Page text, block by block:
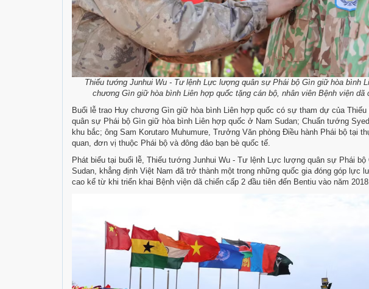
Thiếu tướng Junhui Wu - Tư lệnh Lực lượng quân sự Phái bộ Gìn giữ hòa bình
chương Gìn giữ hòa bình Liên hợp quốc tặng cán bộ, nhân viên Bệnh viện dã
Buổi lễ trao Huy chương Gìn giữ hòa bình Liên hợp quốc có sự tham dự của
quân sự Phái bộ Gìn giữ hòa bình Liên hợp quốc ở Nam Sudan; Chuẩn tướng
khu bắc; ông Sam Korutaro Muhumure, Trưởng Văn phòng Điều hành Phái bộ tại
quan, đơn vị thuộc Phái bộ và đông đảo bạn bè quốc tế.
Phát biểu tại buổi lễ, Thiếu tướng Junhui Wu - Tư lệnh Lực lượng quân sự Phái
Sudan, khẳng định Việt Nam đã trở thành một trong những quốc gia đóng góp lực
cao kể từ khi triển khai Bệnh viện dã chiến cấp 2 đầu tiên đến Bentiu vào năm 2018.